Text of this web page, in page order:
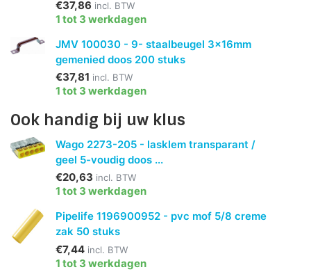
€37,86 incl. BTW
1 tot 3 werkdagen
JMV 100030 - 9- staalbeugel 3x16mm
gemenied doos 200 stuks
€37,81 incl. BTW
1 tot 3 werkdagen
Ook handig bij uw klus
Wago 2273-205 - lasklem transparant /
geel 5-voudig doos ...
€20,63 incl. BTW
1 tot 3 werkdagen
Pipelife 1196900952 - pvc mof 5/8 creme
zak 50 stuks
€7,44 incl. BTW
1 tot 3 werkdagen